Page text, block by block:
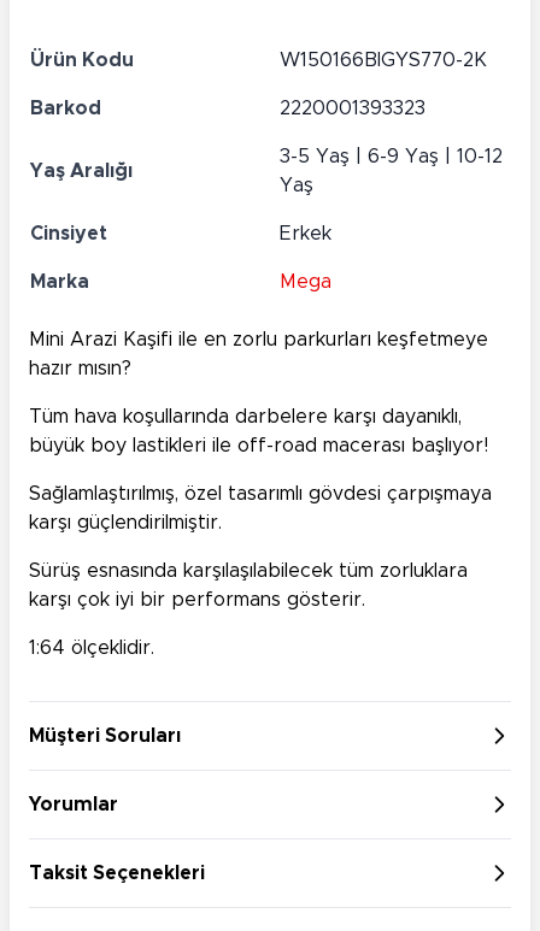
Ürün Kodu W150166BIGYS770-2K
Barkod 2220001393323
Yaş Aralığı
3-5 Yaş | 6-9 Yaş | 10-12
Yaş
Cinsiyet Erkek
Marka Mega
Mini Arazi Kaşifi ile en zorlu parkurları keşfetmeye
hazır mısın?
Tüm hava koşullarında darbelere karşı dayanıklı,
büyük boy lastikleri ile off-road macerası başlıyor!
Sağlamlaştırılmış, özel tasarımlı gövdesi çarpışmaya
karşı güçlendirilmiştir.
Sürüş esnasında karşılaşılabilecek tüm zorluklara
karşı çok iyi bir performans gösterir.
1:64 ölçeklidir.
Müşteri Soruları
Yorumlar
Taksit Seçenekleri